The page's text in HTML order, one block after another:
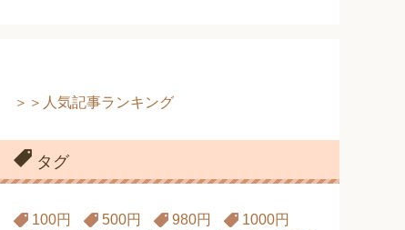
＞＞人気記事ランキング
タグ
100円 500円 980円
1000円